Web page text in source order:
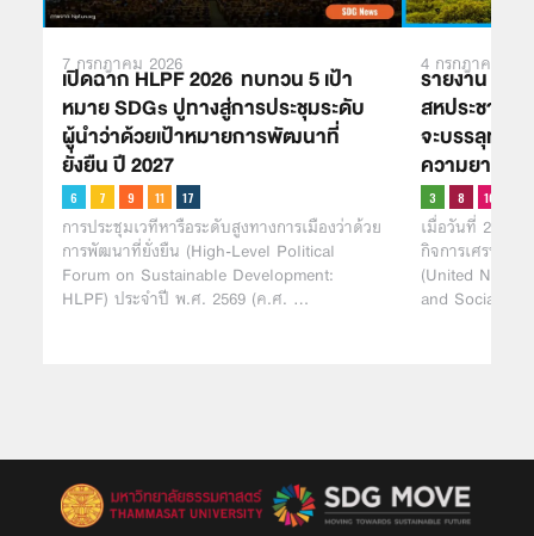
7 กรกฎาคม 2026
เปิดฉาก HLPF 2026 ทบทวน 5 เป้า
หมาย SDGs ปูทางสู่การประชุมระดับ
ผู้นำว่าด้วยเป้าหมายการพัฒนาที่
ยั่งยืน ปี 2027
การประชุมเวทีหารือระดับสูงทางการเมืองว่าด้วย
การพัฒนาที่ยั่งยืน (High-Level Political
Forum on Sustainable Development:
HLPF) ประจำปี พ.ศ. 2569 (ค.ศ. …
4 กรกฎาคม
รายงาน
สหประชาชา
จะบรรลุทันเ
ความยากจน
เมื่อวันที่ 28 มิ
กิจการเศรษฐกิ
(United
and Social